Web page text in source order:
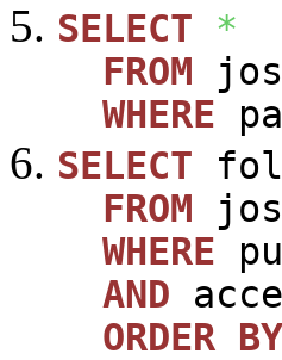
SELECT
*
FROM
WHERE
SELECT
FROM
WHERE
AND
ORDER BY